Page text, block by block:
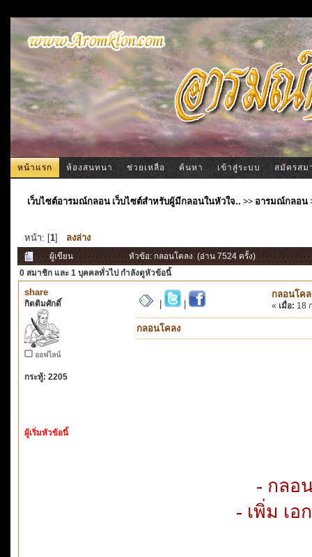
หน้าแรก ห้องสนทนา ช่วยเหลือ ค้นหา เข้าสู่ระบบ สมัครสม
เว็บไซต์อารมณ์กลอน เว็บไซต์สำหรับผู้มีกลอนในหัวใจ.. >> อารมณ์กลอน
หน้า: [1] ลงล่าง
ผู้เขียน
หัวข้อ: กลอนโคลง (อ่าน 7524 ครั้ง)
0 สมาชิก และ 1 บุคคลทั่วไป กำลังดูหัวข้อนี้
share
กิตติมศักดิ์
ออฟไลน์
กระทู้: 2205
ผู้เริ่มหัวข้อนี้
กลอนโคล
« เมื่อ: 18
กลอนโคลง
- กลอ
- เพิ่ม เ